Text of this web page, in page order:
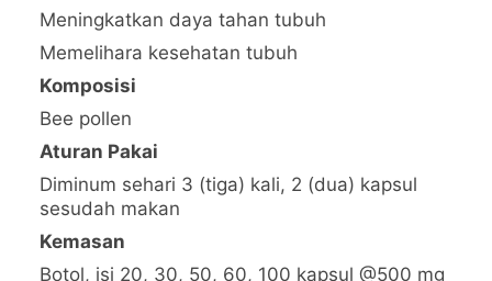
Meningkatkan daya tahan tubuh
Memelihara kesehatan tubuh
Komposisi
Bee pollen
Aturan Pakai
Diminum sehari 3 (tiga) kali, 2 (dua) kapsul
sesudah makan
Kemasan
Botol, isi 20, 30, 50, 60, 100 kapsul @500 mg